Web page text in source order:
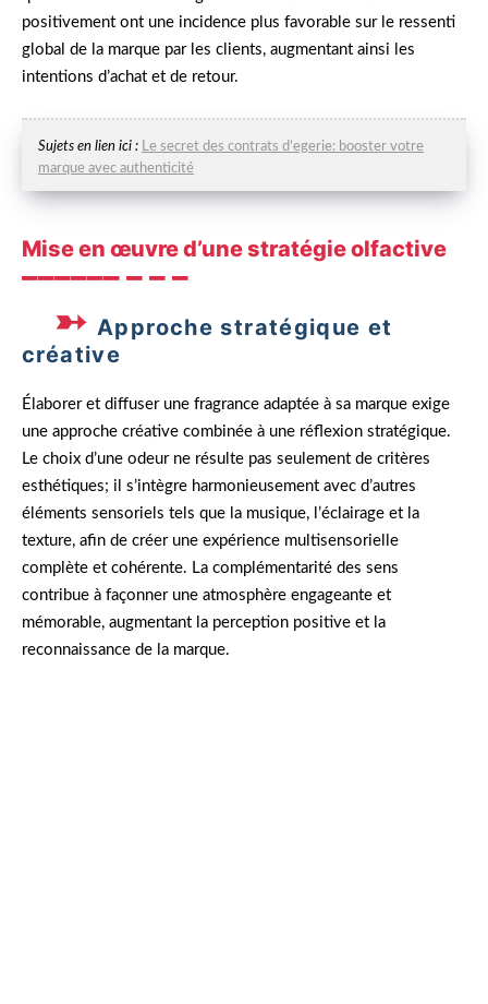
positivement ont une incidence plus favorable sur le ressenti
global de la marque par les clients, augmentant ainsi les
intentions d’achat et de retour.
Sujets en lien ici : Le secret des contrats d’egerie: booster votre
marque avec authenticité
Mise en œuvre d’une stratégie olfactive
Approche stratégique et
créative
Élaborer et diffuser une fragrance adaptée à sa marque exige
une approche créative combinée à une réflexion stratégique.
Le choix d’une odeur ne résulte pas seulement de critères
esthétiques; il s’intègre harmonieusement avec d’autres
éléments sensoriels tels que la musique, l’éclairage et la
texture, afin de créer une expérience multisensorielle
complète et cohérente. La complémentarité des sens
contribue à façonner une atmosphère engageante et
mémorable, augmentant la perception positive et la
reconnaissance de la marque.